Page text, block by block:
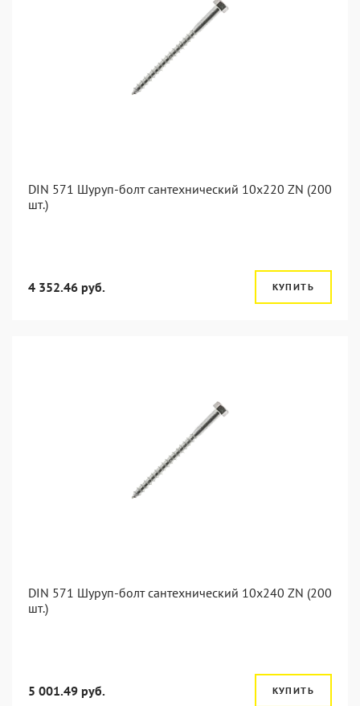
DIN 571 Шуруп-болт сантехнический 10x220 ZN (200
шт.)
4 352.46 руб. КУПИТЬ
DIN 571 Шуруп-болт сантехнический 10x240 ZN (200
шт.)
5 001.49 руб. КУПИТЬ